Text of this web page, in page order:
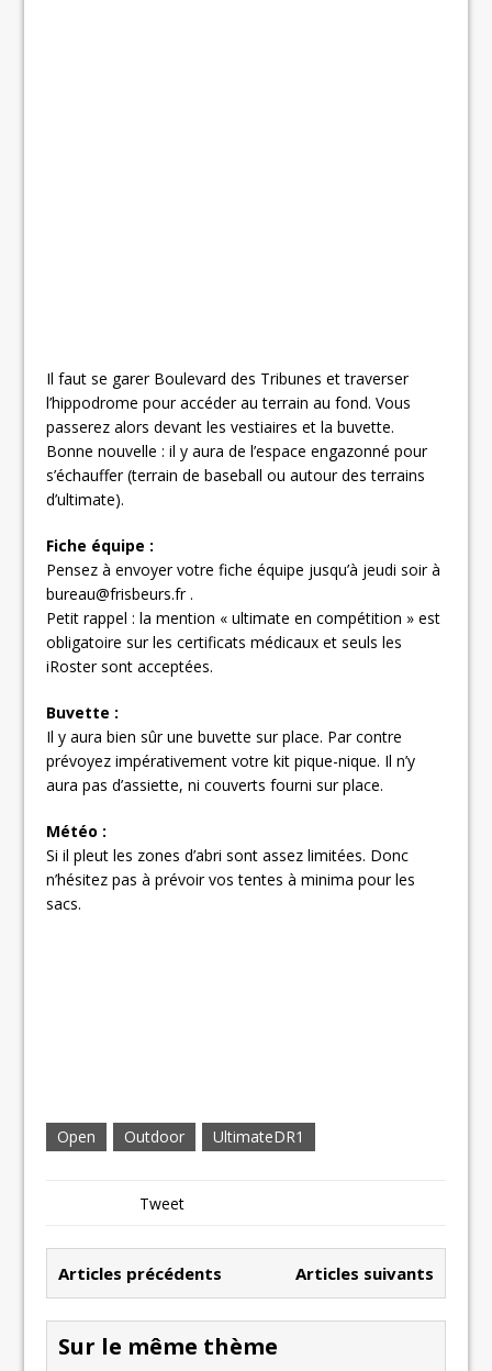
Il faut se garer Boulevard des Tribunes et traverser
l’hippodrome pour accéder au terrain au fond. Vous
passerez alors devant les vestiaires et la buvette.
Bonne nouvelle : il y aura de l’espace engazonné pour
s’échauffer (terrain de baseball ou autour des terrains
d’ultimate).
Fiche équipe :
Pensez à envoyer votre fiche équipe jusqu’à jeudi soir à
bureau@frisbeurs.fr .
Petit rappel : la mention « ultimate en compétition » est
obligatoire sur les certificats médicaux et seuls les
iRoster sont acceptées.
Buvette :
Il y aura bien sûr une buvette sur place. Par contre
prévoyez impérativement votre kit pique-nique. Il n’y
aura pas d’assiette, ni couverts fourni sur place.
Météo :
Si il pleut les zones d’abri sont assez limitées. Donc
n’hésitez pas à prévoir vos tentes à minima pour les
sacs.
Open Outdoor UltimateDR1
Tweet
Articles précédents Articles suivants
Sur le même thème